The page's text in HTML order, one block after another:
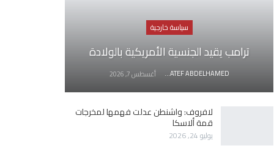
سياسة خارجية
ترامب يقيد الجنسية الأمريكية بالولادة
AWATEF ABDELHAMED أغسطس 7, 2026
لافروف: واشنطن عدلت فهمها لمخرجات
قمة ألاسكا
يوليو 24, 2026